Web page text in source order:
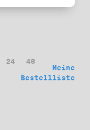
24
48
Meine
Bestellliste